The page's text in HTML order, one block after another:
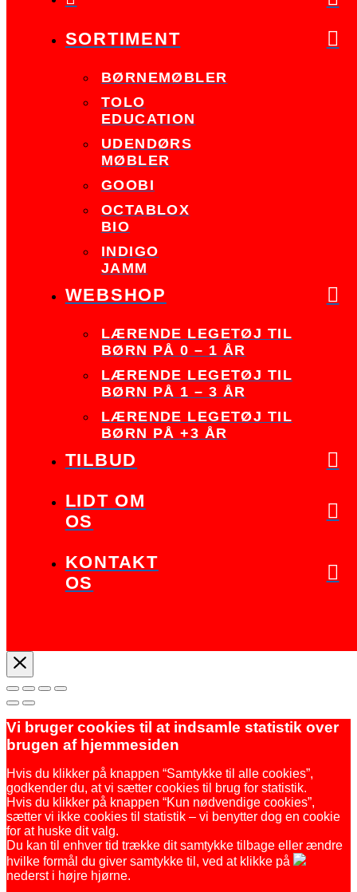
SORTIMENT
BØRNEMØBLER
TOLO
EDUCATION
UDENDØRS
MØBLER
GOOBI
OCTABLOX
BIO
INDIGO
JAMM
WEBSHOP
LÆRENDE LEGETØJ TIL
BØRN PÅ 0 – 1 ÅR
LÆRENDE LEGETØJ TIL
BØRN PÅ 1 – 3 ÅR
LÆRENDE LEGETØJ TIL
BØRN PÅ +3 ÅR
TILBUD
LIDT OM
OS
KONTAKT
OS
Vi bruger cookies til at indsamle statistik over
brugen af hjemmesiden
Hvis du klikker på knappen “Samtykke til alle cookies”,
godkender du, at vi sætter cookies til brug for statistik.
Hvis du klikker på knappen “Kun nødvendige cookies”,
sætter vi ikke cookies til statistik – vi benytter dog en cookie
for at huske dit valg.
Du kan til enhver tid trække dit samtykke tilbage eller ændre
hvilke formål du giver samtykke til, ved at klikke på
nederst i højre hjørne.